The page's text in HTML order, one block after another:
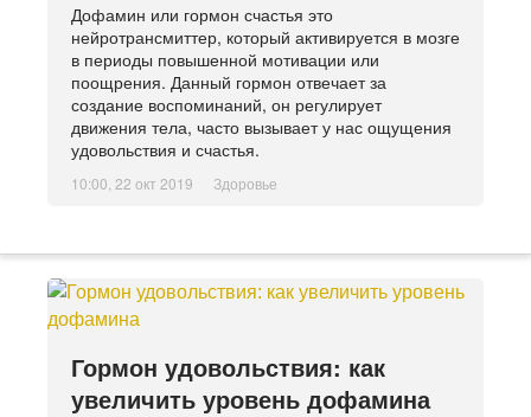
Дофамин или гормон счастья это
нейротрансмиттер, который активируется в мозге
в периоды повышенной мотивации или
поощрения. Данный гормон отвечает за
создание воспоминаний, он регулирует
движения тела, часто вызывает у нас ощущения
удовольствия и счастья.
10:00, 22 окт 2019 Здоровье
Гормон удовольствия: как
увеличить уровень дофамина